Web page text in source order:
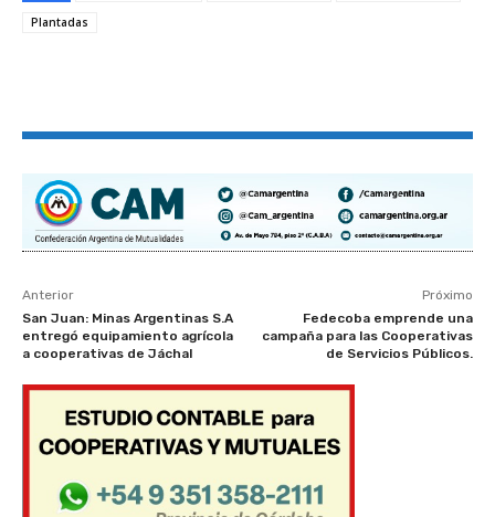
Plantadas
Anterior
San Juan: Minas Argentinas S.A
entregó equipamiento agrícola
a cooperativas de Jáchal
Próximo
Fedecoba emprende una
campaña para las Cooperativas
de Servicios Públicos.